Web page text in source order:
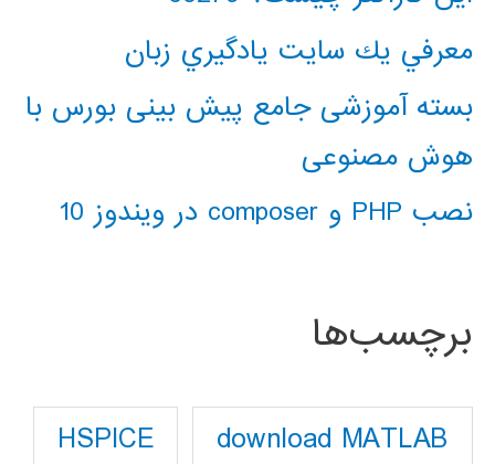
معرفي يك سايت يادگيري زبان
بسته آموزشی جامع پیش بینی بورس با
هوش مصنوعی
نصب PHP و composer در ویندوز 10
برچسب‌ها
download MATLAB
HSPICE